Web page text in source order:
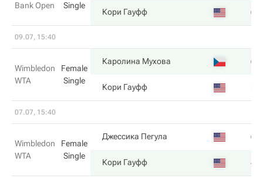
Bank Open
Single
Кори Гауфф 6
09.07, 15:40
Wimbledon
WTA
Female
Single
Каролина Мухова 6
Кори Гауфф 2
07.07, 15:40
Wimbledon
WTA
Female
Single
Джессика Пегула 6
Кори Гауфф 4